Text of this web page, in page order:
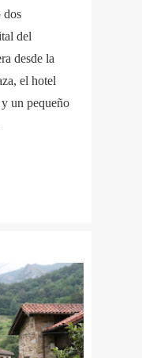
dos
del
desde la
el hotel
un pequeño